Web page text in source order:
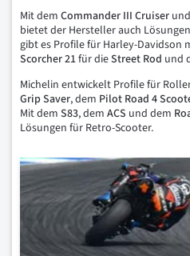
Mit dem Commander III Cruiser
bietet der Hersteller auch
gibt es Profile für Harley-Davidson
Scorcher21für dieStreet Rod und
Michelin entwickelt Profile für
Grip Saver, dem Pilot Road 4
Mit dem S83, dem ACS und dem
Lösungen für Retro-Scooter.